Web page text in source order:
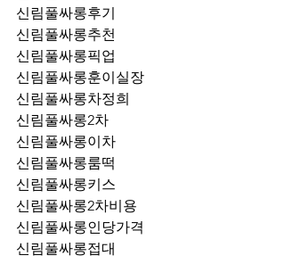
신림풀싸롱후기
신림풀싸롱추천
신림풀싸롱훈이실장
신림풀싸롱차정희
신림풀싸롱2차
신림풀싸롱이차
신림풀싸롱룸떡
신림풀싸롱키스
신림풀싸롱2차비용
신림풀싸롱인당가격
신림풀싸롱접대